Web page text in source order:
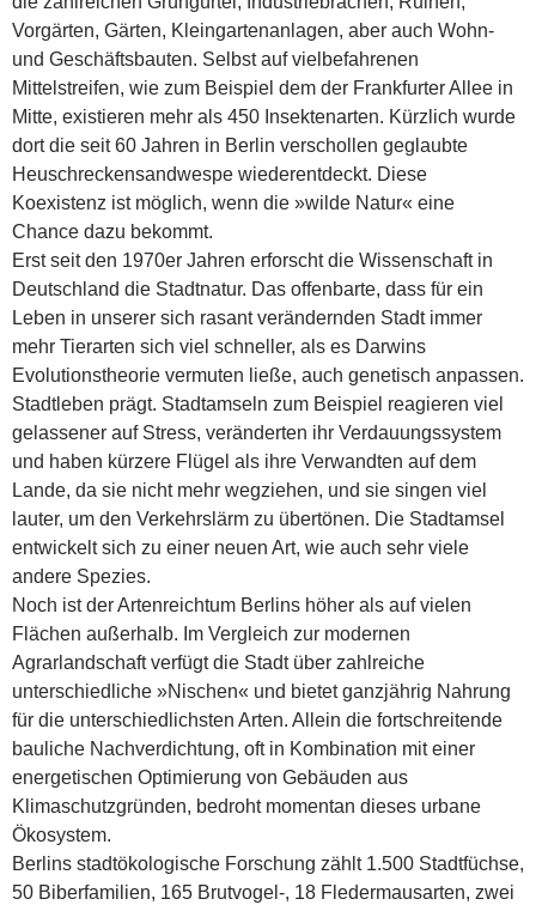
Vorgärten, Gärten, Kleingartenanlagen, aber auch Wohn-
und Geschäftsbauten. Selbst auf vielbefahrenen
Mittelstreifen, wie zum Beispiel dem der Frankfurter Allee in
Mitte, existieren mehr als 450 Insektenarten. Kürzlich wurde
dort die seit 60 Jahren in Berlin verschollen geglaubte
Heuschreckensandwespe wiederentdeckt. Diese
Koexistenz ist möglich, wenn die »wilde Natur« eine
Chance dazu bekommt.
Erst seit den 1970er Jahren erforscht die Wissenschaft in
Deutschland die Stadtnatur. Das offen­bart­e, dass für ein
Leben in unserer sich rasant verändernden Stadt immer
mehr Tierarten sich viel schneller, als es Darwins
Evolutionstheorie vermuten ließe, auch genetisch anpassen.
Stadtleben prägt. Stadtamseln zum Beispiel reagieren viel
gelassener auf Stress, veränderten ihr Verdauungssystem
und haben kürzere Flügel als ihre Verwandten auf dem
Lande, da sie nicht mehr wegziehen, und sie singen viel
lauter, um den Verkehrslärm zu übertönen. Die Stadtamsel
entwickelt sich zu einer neuen Art, wie auch sehr viele
andere Spezies.
Noch ist der Artenreichtum Berlins höher als auf vielen
Flächen außerhalb. Im Vergleich zur modernen
Agrarlandschaft verfügt die Stadt über zahlreiche
unterschiedliche »Nischen« und bietet ganzjährig Nahrung
für die unterschiedlichsten Arten. Allein die fortschreitende
bauliche Nachverdichtung, oft in Kombination mit einer
energetischen Optimierung von Gebäuden aus
Klimaschutzgründen, bedroht momentan dieses urbane
Ökosystem.
Berlins stadtökologische Forschung zählt 1.500 Stadtfüchse,
50 Biberfamilien, 165 Brutvogel-, 18 Fledermausarten, zwei